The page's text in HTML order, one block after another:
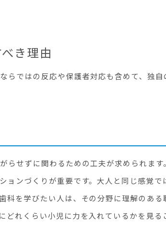
き理由
らではの反応や保護者対応も含めて、独自
らせずに関わるための工夫が求められます
ョンづくりが重要です。大人と同じ感覚で
科を学びたい人は、その分野に理解のある
どれくらい小児に力を入れているかを見る